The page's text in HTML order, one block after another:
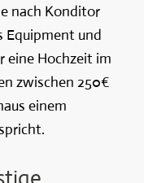
nach Konditor
Equipment und
eine Hochzeit im
zwischen 250€
einem